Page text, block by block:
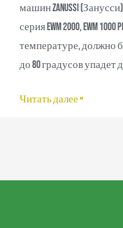
машин Zanussi
серия EWM 2000, EWM
температуре, должно
до 80 градусов упадет
Читать далее »